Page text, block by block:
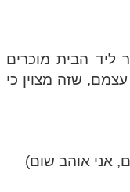
ליד הבית מוכרים
שזה מצוין כי
אני אוהב שום)